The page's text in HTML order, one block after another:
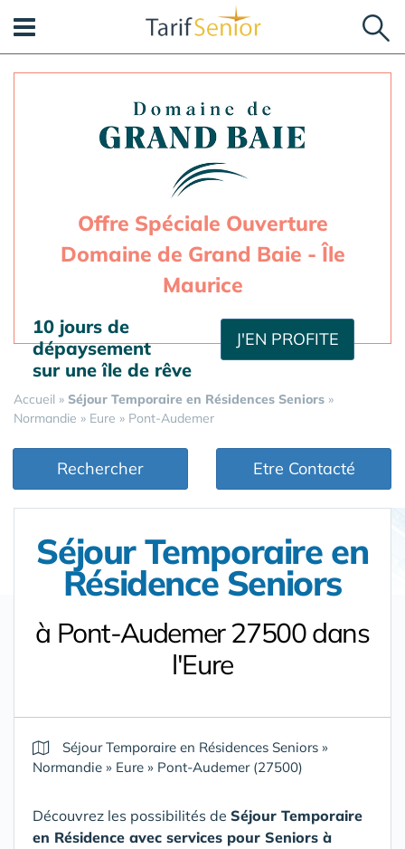
Offre Spéciale Ouverture
Domaine de Grand Baie - Île
Maurice
J'EN PROFITE
10 jours de
dépaysement
sur une île de rêve
Accueil » Séjour Temporaire en Résidences Seniors »
Normandie » Eure » Pont-Audemer
Rechercher Etre Contacté
Séjour Temporaire en
Résidence Seniors
à Pont-Audemer 27500 dans
l'Eure
Séjour Temporaire en Résidences Seniors »
Normandie » Eure » Pont-Audemer (27500)
Découvrez les possibilités de Séjour Temporaire
en Résidence avec services pour Seniors à